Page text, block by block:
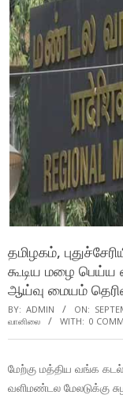
தமிழகம்,
கூடிய மழை
ஆய்வு மையம்
BY: ADMIN ON:
வானிலை
WITH: 0
மேற்கு மத்திய வங்க
வளிமண்டல மேலடுக்கு